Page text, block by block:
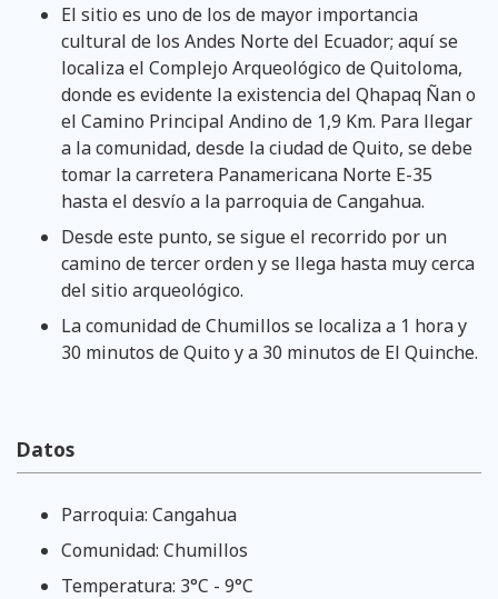
El sitio es uno de los de mayor importancia
cultural de los Andes Norte del Ecuador; aquí se
localiza el Complejo Arqueológico de Quitoloma,
donde es evidente la existencia del Qhapaq Ñan o
el Camino Principal Andino de 1,9 Km. Para llegar
a la comunidad, desde la ciudad de Quito, se debe
tomar la carretera Panamericana Norte E-35
hasta el desvío a la parroquia de Cangahua.
Desde este punto, se sigue el recorrido por un
camino de tercer orden y se llega hasta muy cerca
del sitio arqueológico.
La comunidad de Chumillos se localiza a 1 hora y
30 minutos de Quito y a 30 minutos de El Quinche.
Datos
Parroquia: Cangahua
Comunidad: Chumillos
Temperatura: 3°C - 9°C